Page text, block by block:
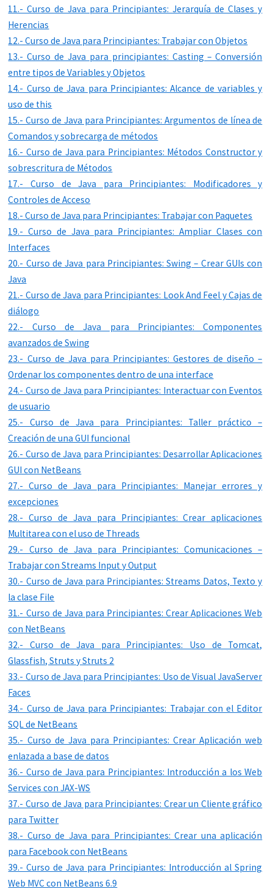
11.- Curso de Java para Principiantes: Jerarquía de Clases y
Herencias
12.- Curso de Java para Principiantes: Trabajar con Objetos
13.- Curso de Java para principiantes: Casting – Conversión
entre tipos de Variables y Objetos
14.- Curso de Java para Principiantes: Alcance de variables y
uso de this
15.- Curso de Java para Principiantes: Argumentos de línea de
Comandos y sobrecarga de métodos
16.- Curso de Java para Principiantes: Métodos Constructor y
sobrescritura de Métodos
17.- Curso de Java para Principiantes: Modificadores y
Controles de Acceso
18.- Curso de Java para Principiantes: Trabajar con Paquetes
19.- Curso de Java para Principiantes: Ampliar Clases con
Interfaces
20.- Curso de Java para Principiantes: Swing – Crear GUIs con
Java
21.- Curso de Java para Principiantes: Look And Feel y Cajas de
diálogo
22.- Curso de Java para Principiantes: Componentes
avanzados de Swing
23.- Curso de Java para Principiantes: Gestores de diseño –
Ordenar los componentes dentro de una interface
24.- Curso de Java para Principiantes: Interactuar con Eventos
de usuario
25.- Curso de Java para Principiantes: Taller práctico –
Creación de una GUI funcional
26.- Curso de Java para Principiantes: Desarrollar Aplicaciones
GUI con NetBeans
27.- Curso de Java para Principiantes: Manejar errores y
excepciones
28.- Curso de Java para Principiantes: Crear aplicaciones
Multitarea con el uso de Threads
29.- Curso de Java para Principiantes: Comunicaciones –
Trabajar con Streams Input y Output
30.- Curso de Java para Principiantes: Streams Datos, Texto y
la clase File
31.- Curso de Java para Principiantes: Crear Aplicaciones Web
con NetBeans
32.- Curso de Java para Principiantes: Uso de Tomcat,
Glassfish, Struts y Struts 2
33.- Curso de Java para Principiantes: Uso de Visual JavaServer
Faces
34.- Curso de Java para Principiantes: Trabajar con el Editor
SQL de NetBeans
35.- Curso de Java para Principiantes: Crear Aplicación web
enlazada a base de datos
36.- Curso de Java para Principiantes: Introducción a los Web
Services con JAX-WS
37.- Curso de Java para Principiantes: Crear un Cliente gráfico
para Twitter
38.- Curso de Java para Principiantes: Crear una aplicación
para Facebook con NetBeans
39.- Curso de Java para Principiantes: Introducción al Spring
Web MVC con NetBeans 6.9